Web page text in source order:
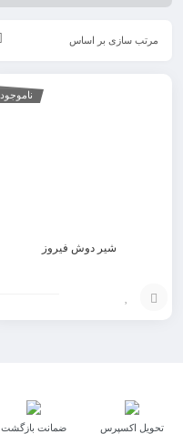
مرتب سازی بر اساس
ناموجود
شیر دوش فیروز
تحویل اکسپرس ضمانت بازگشت